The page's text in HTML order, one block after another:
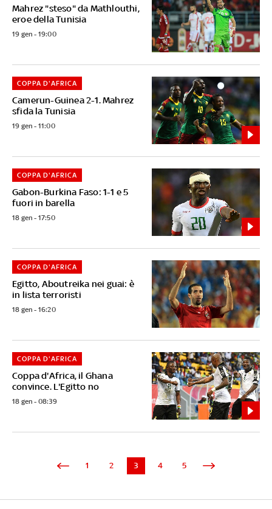
Mahrez "steso" da Mathlouthi,
eroe della Tunisia
19 gen - 19:00
Camerun-Guinea 2-1. Mahrez
sfida la Tunisia
COPPA D'AFRICA
19 gen - 11:00
Gabon-Burkina Faso: 1-1 e 5
fuori in barella
COPPA D'AFRICA
18 gen - 17:50
Egitto, Aboutreika nei guai: è
in lista terroristi
COPPA D'AFRICA
18 gen - 16:20
Coppa d'Africa, il Ghana
convince. L'Egitto no
COPPA D'AFRICA
18 gen - 08:39
1 2 3 4 5